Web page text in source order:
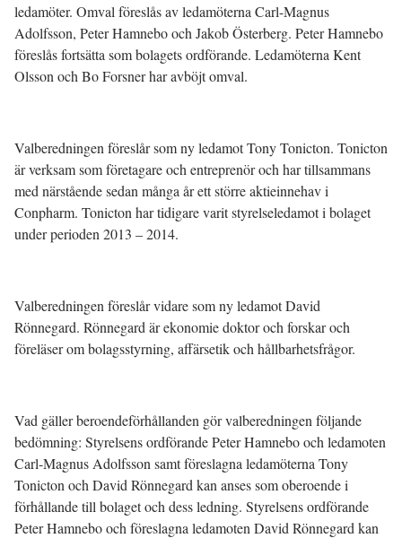
ledamöter. Omval föreslås av ledamöterna Carl-Magnus
Adolfsson, Peter Hamnebo och Jakob Österberg. Peter Hamnebo
föreslås fortsätta som bolagets ordförande. Ledamöterna Kent
Olsson och Bo Forsner har avböjt omval.
Valberedningen föreslår som ny ledamot Tony Tonicton. Tonicton
är verksam som företagare och entreprenör och har tillsammans
med närstående sedan många år ett större aktieinnehav i
Conpharm. Tonicton har tidigare varit styrelseledamot i bolaget
under perioden 2013 – 2014.
Valberedningen föreslår vidare som ny ledamot David
Rönnegard. Rönnegard är ekonomie doktor och forskar och
föreläser om bolagsstyrning, affärsetik och hållbarhetsfrågor.
Vad gäller beroendeförhållanden gör valberedningen följande
bedömning: Styrelsens ordförande Peter Hamnebo och ledamoten
Carl-Magnus Adolfsson samt föreslagna ledamöterna Tony
Tonicton och David Rönnegard kan anses som oberoende i
förhållande till bolaget och dess ledning. Styrelsens ordförande
Peter Hamnebo och föreslagna ledamoten David Rönnegard kan